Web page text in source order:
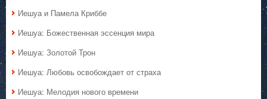
Иешуа и Памела Криббе
Иешуа: Божественная эссенция мира
Иешуа: Золотой Трон
Иешуа: Любовь освобождает от страха
Иешуа: Мелодия нового времени